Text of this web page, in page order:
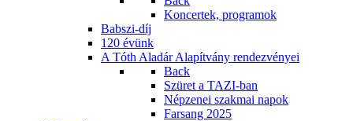
Koncertek, programok
Babszi-díj
120 évünk
A Tóth Aladár Alapítvány rendezvényei
Back
Szüret a TAZI-ban
Népzenei szakmai napok
Farsang 2025